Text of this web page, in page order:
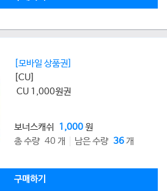
[모바일 상품권]
[CU]
CU 1,000원권
보너스캐쉬 1,000원
총 수량 40 개
남은 수량 36개
구매하기